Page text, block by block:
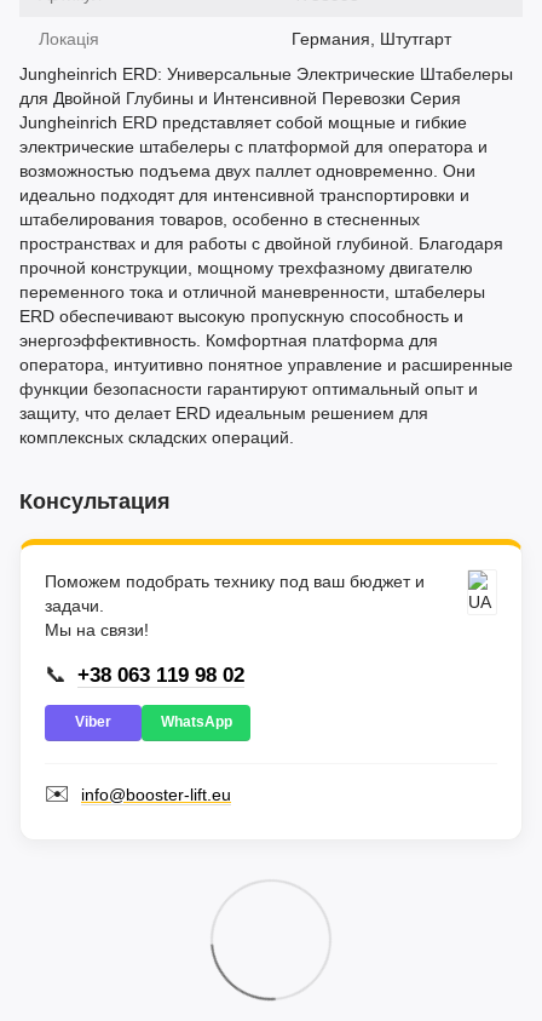
Локація
Германия, Штутгарт
Jungheinrich ERD: Универсальные Электрические Штабелеры
для Двойной Глубины и Интенсивной Перевозки Серия
Jungheinrich ERD представляет собой мощные и гибкие
электрические штабелеры с платформой для оператора и
возможностью подъема двух паллет одновременно. Они
идеально подходят для интенсивной транспортировки и
штабелирования товаров, особенно в стесненных
пространствах и для работы с двойной глубиной. Благодаря
прочной конструкции, мощному трехфазному двигателю
переменного тока и отличной маневренности, штабелеры
ERD обеспечивают высокую пропускную способность и
энергоэффективность. Комфортная платформа для
оператора, интуитивно понятное управление и расширенные
функции безопасности гарантируют оптимальный опыт и
защиту, что делает ERD идеальным решением для
комплексных складских операций.
Консультация
Поможем подобрать технику под ваш бюджет и
задачи.
Мы на связи!
📞 +38 063 119 98 02
Viber WhatsApp
✉️ info@booster-lift.eu